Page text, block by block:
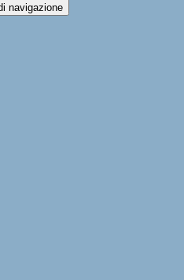
navigazione